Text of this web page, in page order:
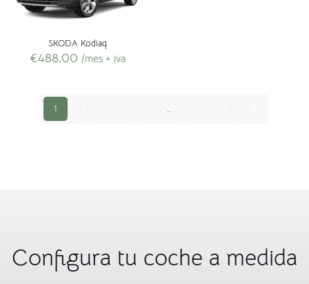
SKODA Kodiaq
€488,00 /mes + iva
1 …
Configura tu coche a medida